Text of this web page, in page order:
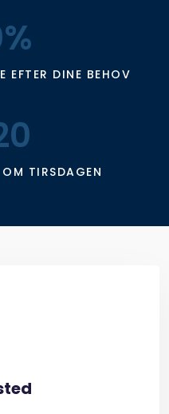
EFTER DINE BEHOV
TIRSDAGEN